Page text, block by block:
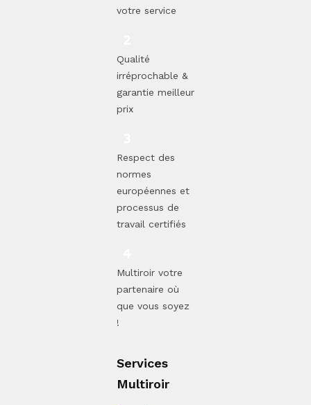
votre service
Qualité
irréprochable &
garantie meilleur
prix
Respect des
normes
européennes et
processus de
travail certifiés
Multiroir votre
partenaire où
que vous soyez
!
Services
Multiroir